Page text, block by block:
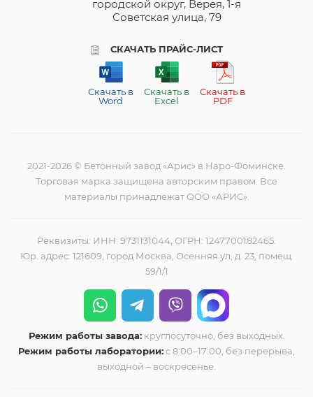
городской округ, Верея, 1-я
Советская улица, 79
СКАЧАТЬ ПРАЙС-ЛИСТ
Скачать в
Word
Скачать в
Excel
Скачать в
PDF
2021-2026 © Бетонный завод «Арис» в Наро-Фоминске.
Торговая марка защищена авторским правом. Все
материалы принадлежат ООО «АРИС».
Реквизиты: ИНН: 9731131044, ОГРН: 1247700182465.
Юр. адрес: 121609, город Москва, Осенняя ул, д. 23, помещ.
59/1/1
Режим работы завода:круглосуточно, без выходных.
Режим работы лаборатории:с 8:00–17:00, без перерыва,
выходной – воскресенье.